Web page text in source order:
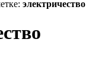
электричество